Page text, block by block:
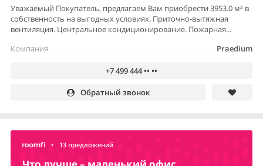
Уважаемый Покупатель, предлагаем Вам приобрести 3953.0 м² в
собственность на выгодных условиях. Приточно-вытяжная
вентиляция. Центральное кондиционирование. Пожарная...
Praedium
Компания
+7 499 444 •• ••
Обратный звонок
• 13 предложений